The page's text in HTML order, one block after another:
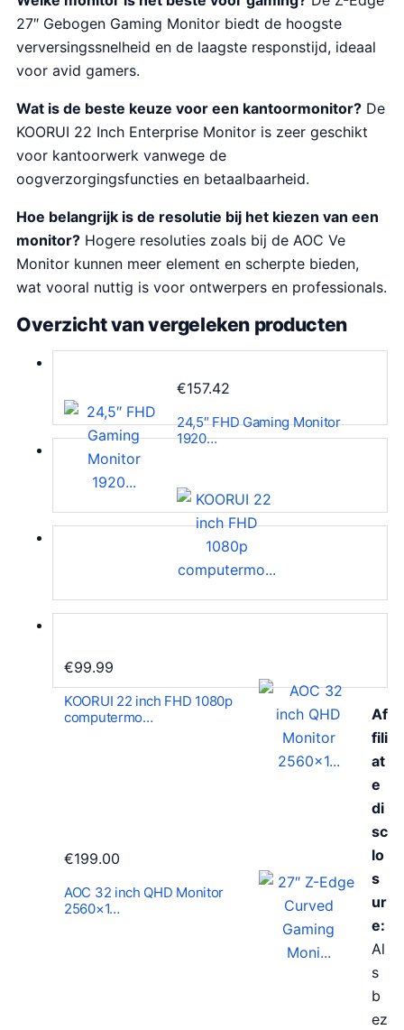
27″ Gebogen Gaming Monitor biedt de hoogste
verversingssnelheid en de laagste responstijd, ideaal
voor avid gamers.
Wat is de beste keuze voor een kantoormonitor? De
KOORUI 22 Inch Enterprise Monitor is zeer geschikt
voor kantoorwerk vanwege de
oogverzorgingsfuncties en betaalbaarheid.
Hoe belangrijk is de resolutie bij het kiezen van een
monitor? Hogere resoluties zoals bij de AOC Ve
Monitor kunnen meer element en scherpte bieden,
wat vooral nuttig is voor ontwerpers en professionals.
Overzicht van vergeleken producten
€157.42
24,5″ FHD Gaming Monitor
1920…
€99.99
KOORUI 22 inch FHD 1080p
computermo…
€199.00
AOC 32 inch QHD Monitor
2560×1…
Af
fili
at
e
di
sc
lo
s
ur
e:
Al
s
b
ez